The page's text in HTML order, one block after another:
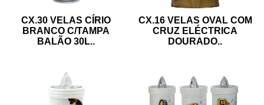
CX.30 VELAS CÍRIO
BRANCO C/TAMPA
BALÃO 30L..
CX.16 VELAS OVAL COM
CRUZ ELÉCTRICA
DOURADO..